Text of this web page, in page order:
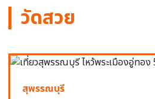
วัดสวย
สุพรรณบุรี